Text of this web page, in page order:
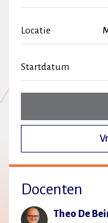
Locatie
Startdatum
Docenten
Theo De